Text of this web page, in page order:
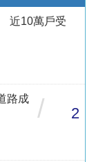
近10萬戶受
路成
/ 2